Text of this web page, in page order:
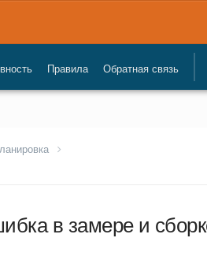
Правила Обратная связь
в замере и